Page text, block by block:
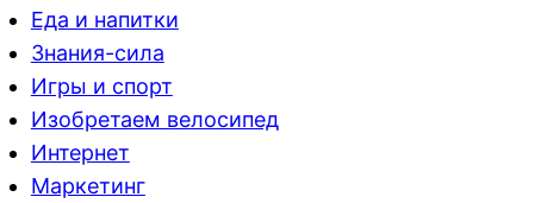
Еда и напитки
Знания-сила
Игры и спорт
Изобретаем велосипед
Интернет
Маркетинг